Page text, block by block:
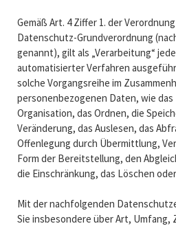
Gemäß Art. 4 Ziffer 1. der
Datenschutz-Grundverordnung
genannt), gilt als „Verarbeitung“
automatisierter Verfahren
solche Vorgangsreihe im
personenbezogenen Daten, wie das
Organisation, das Ordnen, die
Veränderung, das Auslesen, das
Offenlegung durch Übermittlung,
Form der Bereitstellung, den
die Einschränkung, das Löschen
Mit der nachfolgenden
Sie insbesondere über Art, Umfang,